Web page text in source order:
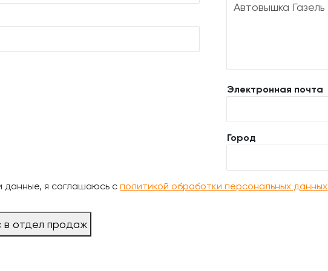
Электронная почта
Город
данные, я соглашаюсь сполитикой обработки персональных данных
в отдел продаж